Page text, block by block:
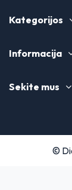
Kategorijos
Informacija
Sekite mus
©